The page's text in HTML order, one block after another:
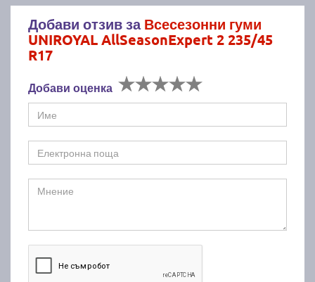
Добави отзив заВсесезонни гуми
UNIROYAL AllSeasonExpert 2 235/45
R17
Добави оценка